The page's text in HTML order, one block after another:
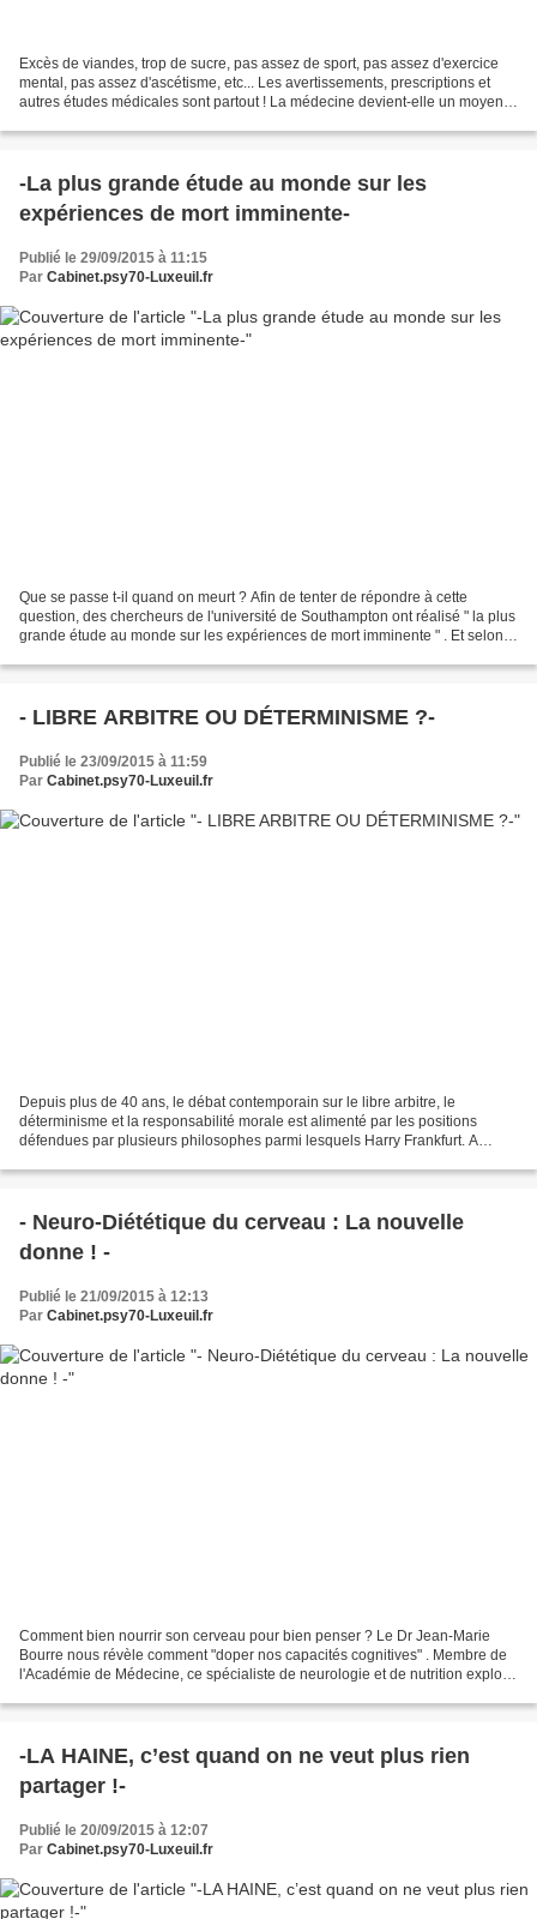
Excès de viandes, trop de sucre, pas assez de sport, pas assez d'exercice
mental, pas assez d'ascétisme, etc... Les avertissements, prescriptions et
autres études médicales sont partout ! La médecine devient-elle un moyen
-La plus grande étude au monde sur les
expériences de mort imminente-
Publié le 29/09/2015 à 11:15
Par Cabinet.psy70-Luxeuil.fr
Que se passe t-il quand on meurt ? Afin de tenter de répondre à cette
question, des chercheurs de l'université de Southampton ont réalisé " la plus
grande étude au monde sur les expériences de mort imminente " . Et selon
- LIBRE ARBITRE OU DÉTERMINISME ?-
Publié le 23/09/2015 à 11:59
Par Cabinet.psy70-Luxeuil.fr
Depuis plus de 40 ans, le débat contemporain sur le libre arbitre, le
déterminisme et la responsabilité morale est alimenté par les positions
défendues par plusieurs philosophes parmi lesquels Harry Frankfurt. A
- Neuro-Diététique du cerveau : La nouvelle
donne ! -
Publié le 21/09/2015 à 12:13
Par Cabinet.psy70-Luxeuil.fr
Comment bien nourrir son cerveau pour bien penser ? Le Dr Jean-Marie
Bourre nous révèle comment "doper nos capacités cognitives" . Membre de
l'Académie de Médecine, ce spécialiste de neurologie et de nutrition explore
-LA HAINE, c’est quand on ne veut plus rien
partager !-
Publié le 20/09/2015 à 12:07
Par Cabinet.psy70-Luxeuil.fr